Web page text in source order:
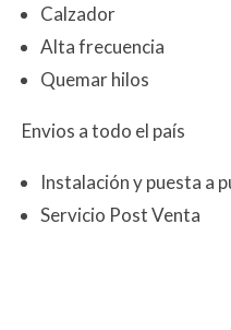
Calzador
Alta frecuencia
Quemar hilos
Envios a todo el país
Instalación y puesta a
Servicio Post Venta